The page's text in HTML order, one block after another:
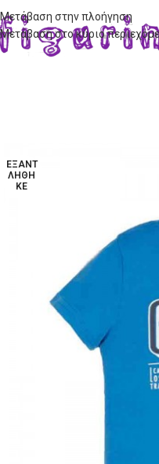
Μετάβαση στην πλοήγηση
Μετάβαση στο κύριο
ΕΞΑΝΤ
ΛΉΘΗ
ΚΕ